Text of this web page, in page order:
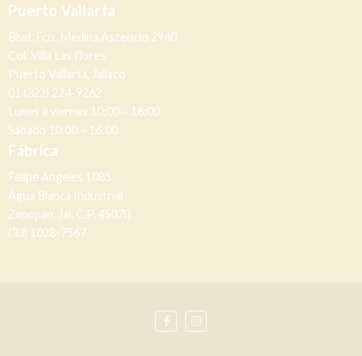
Puerto Vallarta
Blvd. Fco. Medina Ascencio 2940
Col. Villa Las flores
Puerto Vallarta, Jalisco
01 (322) 224-9262
Lunes a viernes 10:00 – 18:00
Sábado 10:00 – 16:00
Fábrica
Felipe Angeles 1085
Agua Blanca Industrial
Zapopan, Jal. C.P. 45070
(33) 1028-7567